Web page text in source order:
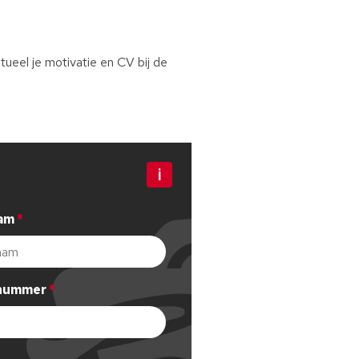
je motivatie en CV bij de
Bewerk stap 1
telefoonnummer in
Bewerk stap 3